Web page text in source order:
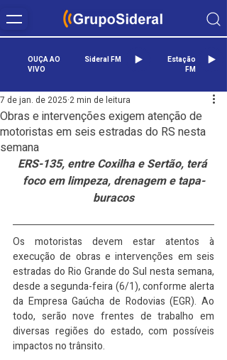
OUÇA AO
VIVO
Sideral FM
Estação
FM
Obras e intervenções exigem atenção de
motoristas em seis estradas do RS nesta
semana
7 de jan. de 2025 2 min de leitura
ERS-135, entre Coxilha e Sertão, terá
foco em limpeza, drenagem e tapa-
buracos
Os motoristas devem estar atentos à
execução de obras e intervenções em seis
estradas do Rio Grande do Sul nesta semana,
desde a segunda-feira (6/1), conforme alerta
da Empresa Gaúcha de Rodovias (EGR). Ao
todo, serão nove frentes de trabalho em
diversas regiões do estado, com possíveis
impactos no trânsito.